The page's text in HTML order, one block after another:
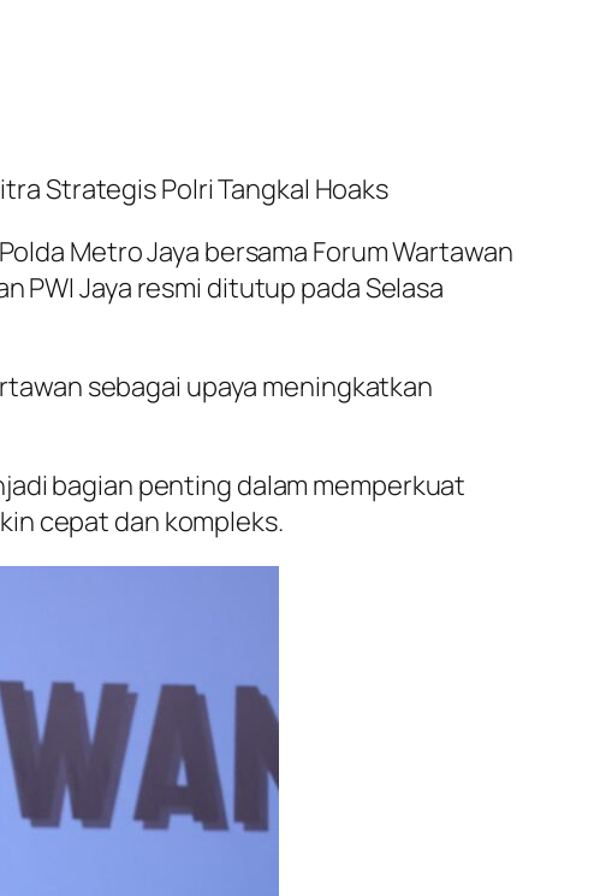
Strategis Polri Tangkal Hoaks
Metro Jaya bersama Forum Wartawan
PWI Jaya resmi ditutup pada Selasa
sebagai upaya meningkatkan
bagian penting dalam memperkuat
cepat dan kompleks.